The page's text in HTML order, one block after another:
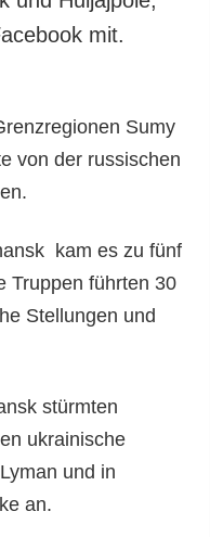
mit.
Sumy
von der russischen
kam es zu fünf
Truppen führten 30
Stellungen und
stürmten
ukrainische
und in
an.